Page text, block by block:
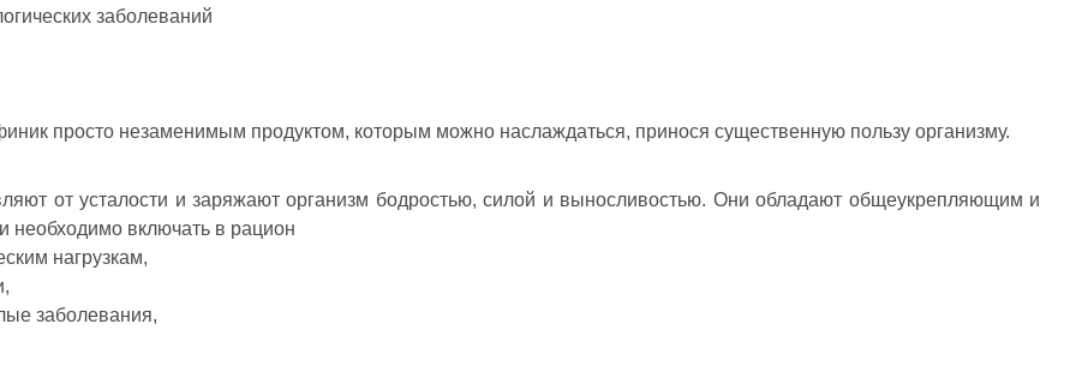
заболеваний
просто незаменимым продуктом, которым можно наслаждаться, принося существенную пользу организму.
от усталости и заряжают организм бодростью, силой и выносливостью. Они обладают общеукрепляющим и
необходимо включать в рацион
нагрузкам,
заболевания,